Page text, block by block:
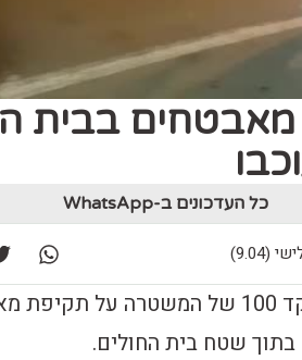
בבית
כל העדכונים ב-WhatsApp
הלילה התקבל דיווח למוקד 100 של
שטח בית החולים.